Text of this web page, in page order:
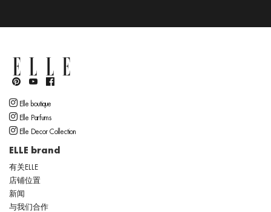
Elle boutique
Elle Parfums
Elle Decor Collection
ELLE brand
有关ELLE
店铺位置
新闻
与我们合作